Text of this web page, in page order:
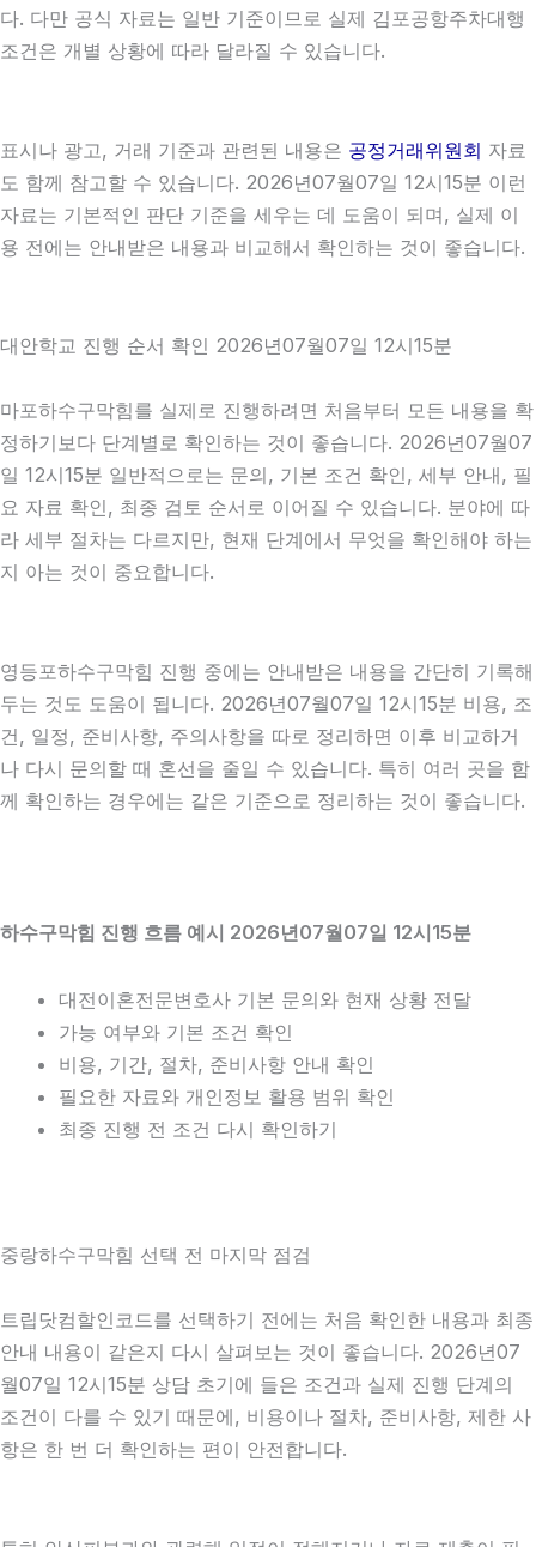
다. 다만 공식 자료는 일반 기준이므로 실제 김포공항주차대행
조건은 개별 상황에 따라 달라질 수 있습니다.
표시나 광고, 거래 기준과 관련된 내용은 공정거래위원회 자료
도 함께 참고할 수 있습니다. 2026년07월07일 12시15분 이런
자료는 기본적인 판단 기준을 세우는 데 도움이 되며, 실제 이
용 전에는 안내받은 내용과 비교해서 확인하는 것이 좋습니다.
대안학교 진행 순서 확인 2026년07월07일 12시15분
마포하수구막힘를 실제로 진행하려면 처음부터 모든 내용을 확
정하기보다 단계별로 확인하는 것이 좋습니다. 2026년07월07
일 12시15분 일반적으로는 문의, 기본 조건 확인, 세부 안내, 필
요 자료 확인, 최종 검토 순서로 이어질 수 있습니다. 분야에 따
라 세부 절차는 다르지만, 현재 단계에서 무엇을 확인해야 하는
지 아는 것이 중요합니다.
영등포하수구막힘 진행 중에는 안내받은 내용을 간단히 기록해
두는 것도 도움이 됩니다. 2026년07월07일 12시15분 비용, 조
건, 일정, 준비사항, 주의사항을 따로 정리하면 이후 비교하거
나 다시 문의할 때 혼선을 줄일 수 있습니다. 특히 여러 곳을 함
께 확인하는 경우에는 같은 기준으로 정리하는 것이 좋습니다.
하수구막힘 진행 흐름 예시 2026년07월07일 12시15분
대전이혼전문변호사 기본 문의와 현재 상황 전달
가능 여부와 기본 조건 확인
비용, 기간, 절차, 준비사항 안내 확인
필요한 자료와 개인정보 활용 범위 확인
최종 진행 전 조건 다시 확인하기
중랑하수구막힘 선택 전 마지막 점검
트립닷컴할인코드를 선택하기 전에는 처음 확인한 내용과 최종
안내 내용이 같은지 다시 살펴보는 것이 좋습니다. 2026년07
월07일 12시15분 상담 초기에 들은 조건과 실제 진행 단계의
조건이 다를 수 있기 때문에, 비용이나 절차, 준비사항, 제한 사
항은 한 번 더 확인하는 편이 안전합니다.